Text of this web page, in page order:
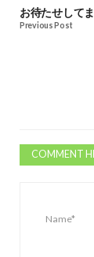
お待たせして
Previous Post
COMMENT